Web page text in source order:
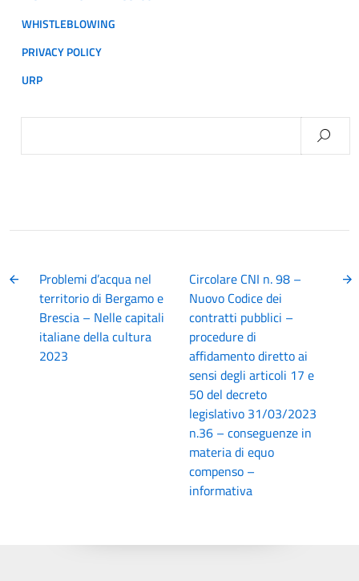
WHISTLEBLOWING
PRIVACY POLICY
URP
Problemi d’acqua nel
territorio di Bergamo e
Brescia – Nelle capitali
italiane della cultura
2023
Circolare CNI n. 98 –
Nuovo Codice dei
contratti pubblici –
procedure di
affidamento diretto ai
sensi degli articoli 17 e
50 del decreto
legislativo 31/03/2023
n.36 – conseguenze in
materia di equo
compenso –
informativa